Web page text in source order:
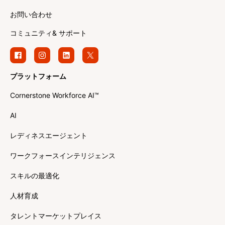
お問い合わせ
コミュニティ& サポート
プラットフォーム
Cornerstone Workforce AI™
AI
レディネスエージェント
ワークフォースインテリジェンス
スキルの最適化
人材育成
タレントマーケットプレイス